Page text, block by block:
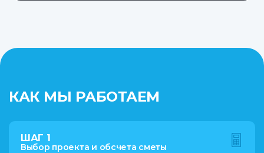
КАК МЫ РАБОТАЕМ
ШАГ 1
Выбор проекта и обсчета сметы